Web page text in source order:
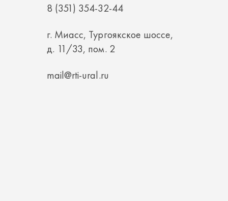
д. 11/33, пом. 2
mail@rti-ural.ru